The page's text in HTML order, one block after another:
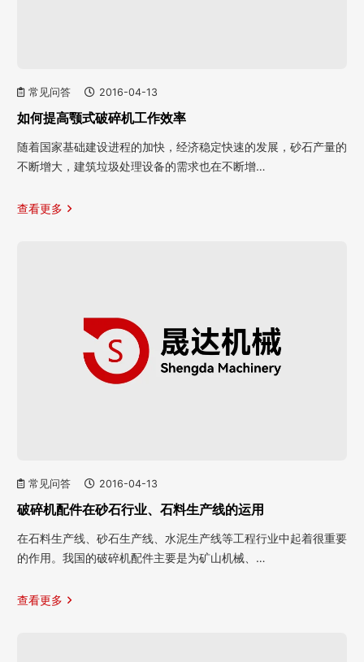
常见问答 2016-04-13
如何提高颚式破碎机工作效率
随着国家基础建设进程的加快，经济稳定快速的发展，砂石产量的
不断增大，建筑垃圾处理设备的需求也在不断增…
查看更多
常见问答 2016-04-13
破碎机配件在砂石行业、石料生产线的运用
在石料生产线、砂石生产线、水泥生产线等工程行业中起着很重要
的作用。我国的破碎机配件主要是为矿山机械、…
查看更多